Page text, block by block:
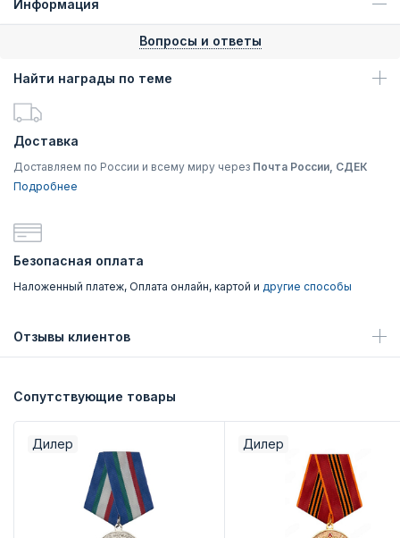
Информация
Вопросы и ответы
Найти награды по теме
Доставка
Доставляем по России и всему миру через Почта России, СДЕК
Подробнее
Безопасная оплата
Наложенный платеж, Оплата онлайн, картой и другие способы
Отзывы клиентов
Сопутствующие товары
Дилер Дилер